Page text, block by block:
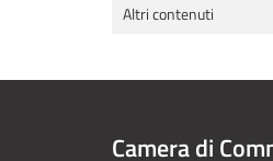
Altri contenuti
Camera di